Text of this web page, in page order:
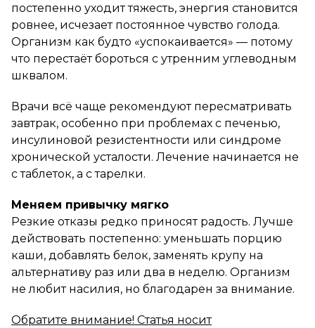
постепенно уходит тяжесть, энергия становится
ровнее, исчезает постоянное чувство голода.
Организм как будто «успокаивается» — потому
что перестаёт бороться с утренним углеводным
шквалом.
Врачи всё чаще рекомендуют пересматривать
завтрак, особенно при проблемах с печенью,
инсулиновой резистентности или синдроме
хронической усталости. Лечение начинается не
с таблеток, а с тарелки.
Меняем привычку мягко
Резкие отказы редко приносят радость. Лучше
действовать постепенно: уменьшать порцию
каши, добавлять белок, заменять крупу на
альтернативу раз или два в неделю. Организм
не любит насилия, но благодарен за внимание.
Обратите внимание! Статья носит